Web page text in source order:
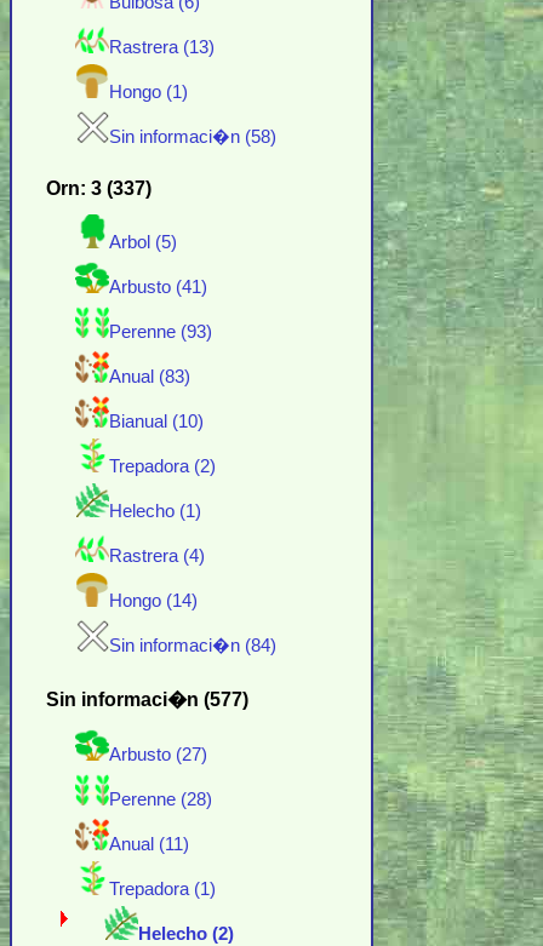
Rastrera (13)
Hongo (1)
Sin informaci�n (58)
Orn: 3 (337)
Arbol (5)
Arbusto (41)
Perenne (93)
Anual (83)
Bianual (10)
Trepadora (2)
Helecho (1)
Rastrera (4)
Hongo (14)
Sin informaci�n (84)
Sin informaci�n (577)
Arbusto (27)
Perenne (28)
Anual (11)
Trepadora (1)
Helecho (2)